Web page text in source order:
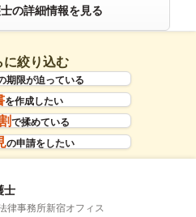
の詳細情報を見る
に絞り込む
期限が迫っている
を作成したい
で揉めている
の申請をしたい
士
律事務所新宿オフィス